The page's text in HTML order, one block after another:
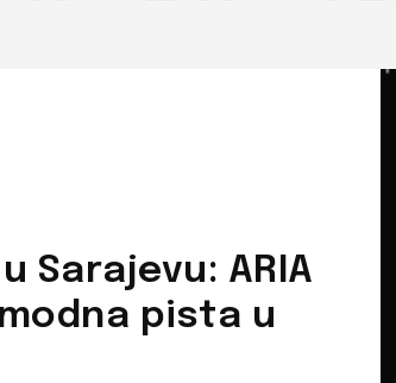
u Sarajevu: ARIA
pista u